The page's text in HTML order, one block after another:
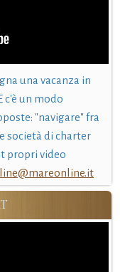
una vacanza in
c'è un modo
"navigare" fra
società di charter
propri video